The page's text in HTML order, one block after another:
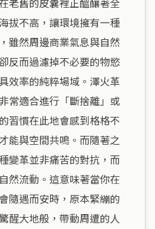
拔不高，讓環境擁有一種
雖然周邊商業氣息與自然
反而過濾掉不必要的物慾
效率的純粹場域。澤火革
常適合進行「斷捨離」或
習慣在此地會感到格格不
能與空間共鳴。而隨著之
變革並非痛苦的對抗，而
然流動。這意味著當你在
隨遇而安時，原本緊繃的
醒大地般，帶動周遭的人